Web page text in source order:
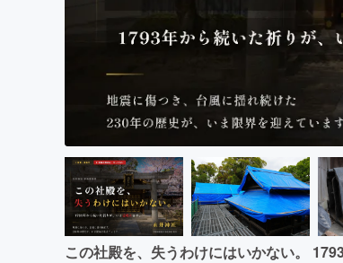
この社殿を、失うわけにはいかない。